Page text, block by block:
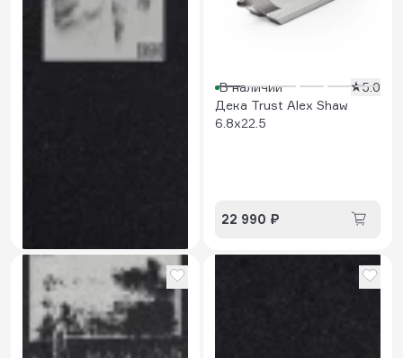
В наличии
5.0
Дека Trust Alex Shaw
6.8x22.5
22 990 ₽